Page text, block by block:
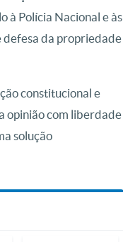
à Polícia Nacional e às
defesa da propriedade
constitucional e
opinião com liberdade
solução